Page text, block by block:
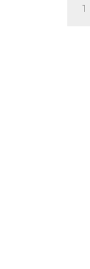
Molido